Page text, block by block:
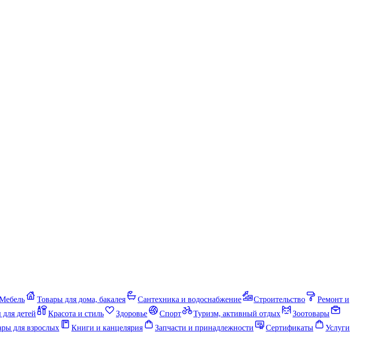
Товары для дома, бакалея Сантехника и водоснабжение Строительство
Ремонт и
детей Красота и стиль Здоровье Спорт Туризм, активный отдых
Зоотовары
для взрослых Книги и канцелярия Запчасти и принадлежности Сертификаты
Услуги